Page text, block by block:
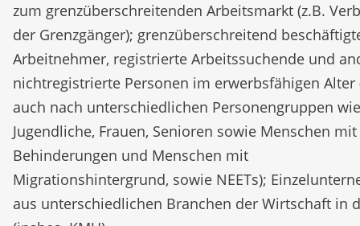
zum grenzüberschreitenden Arbeitsmarkt (z.B.
der Grenzgänger); grenzüberschreitend
Arbeitnehmer, registrierte Arbeitssuchende und
nichtregistrierte Personen im erwerbsfähigen Alter
auch nach unterschiedlichen Personengruppen wie
Jugendliche, Frauen, Senioren sowie Menschen mit
Behinderungen und Menschen mit
Migrationshintergrund, sowie NEETs);
aus unterschiedlichen Branchen der Wirtschaft in